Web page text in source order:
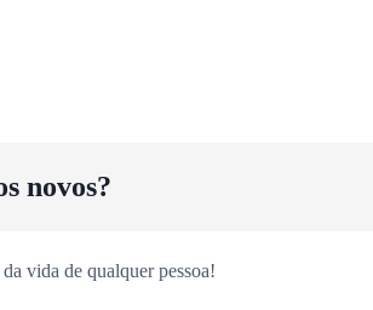
novos?
da vida de qualquer pessoa!